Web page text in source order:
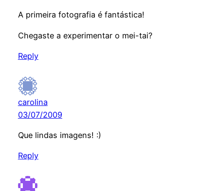
A primeira fotografia é fantástica!
Chegaste a experimentar o mei-tai?
Reply
carolina
03/07/2009
Que lindas imagens! :)
Reply